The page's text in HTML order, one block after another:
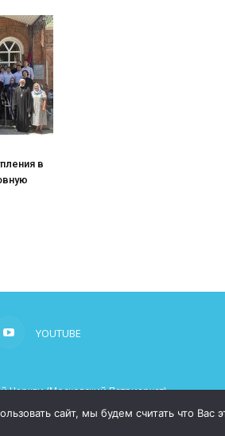
в
YOUTUBE
Церкви (Московский Патриархат)»
сайт, мы будем считать что Вас